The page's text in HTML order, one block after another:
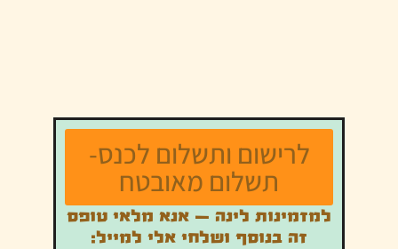
לרישום ותשלום לכנס-
תשלום מאובטח
למזמינות לינה – אנא מלאי טופס
זה בנוסף ושלחי אלי למייל: